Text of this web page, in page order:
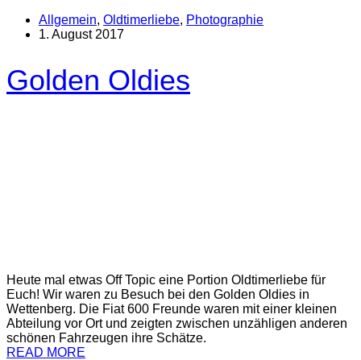
Allgemein, Oldtimerliebe, Photographie
1. August 2017
Golden Oldies
Heute mal etwas Off Topic eine Portion Oldtimerliebe für
Euch! Wir waren zu Besuch bei den Golden Oldies in
Wettenberg. Die Fiat 600 Freunde waren mit einer kleinen
Abteilung vor Ort und zeigten zwischen unzähligen anderen
schönen Fahrzeugen ihre Schätze.
READ MORE